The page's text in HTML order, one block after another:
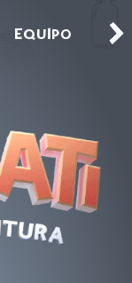
Equipo